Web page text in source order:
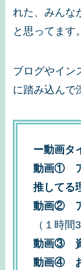
れた、みんな
と思ってます。
ブログやイン
に踏み込んで
ー動画タ
動画① ア
推してる
動画②
（１時間
動画③
動画④ お